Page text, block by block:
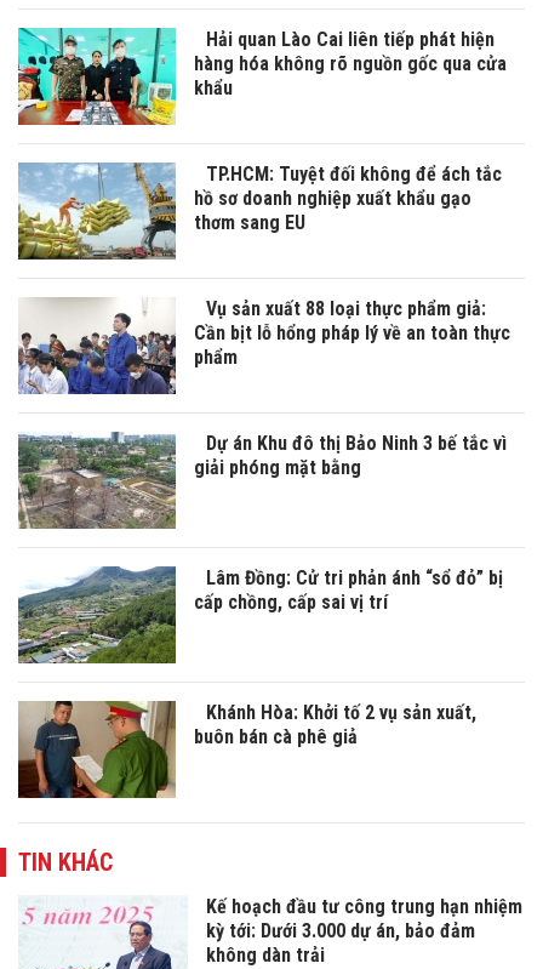
Hải quan Lào Cai liên tiếp phát hiện
hàng hóa không rõ nguồn gốc qua cửa
khẩu
TP.HCM: Tuyệt đối không để ách tắc
hồ sơ doanh nghiệp xuất khẩu gạo
thơm sang EU
Vụ sản xuất 88 loại thực phẩm giả:
Cần bịt lỗ hổng pháp lý về an toàn thực
phẩm
Dự án Khu đô thị Bảo Ninh 3 bế tắc vì
giải phóng mặt bằng
Lâm Đồng: Cử tri phản ánh “sổ đỏ” bị
cấp chồng, cấp sai vị trí
Khánh Hòa: Khởi tố 2 vụ sản xuất,
buôn bán cà phê giả
TIN KHÁC
Kế hoạch đầu tư công trung hạn nhiệm
kỳ tới: Dưới 3.000 dự án, bảo đảm
không dàn trải